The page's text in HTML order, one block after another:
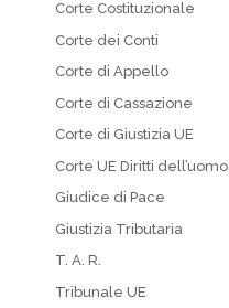
Corte Costituzionale
Corte dei Conti
Corte di Appello
Corte di Cassazione
Corte di Giustizia UE
Corte UE Diritti dell’uomo
Giudice di Pace
Giustizia Tributaria
T. A. R.
Tribunale UE